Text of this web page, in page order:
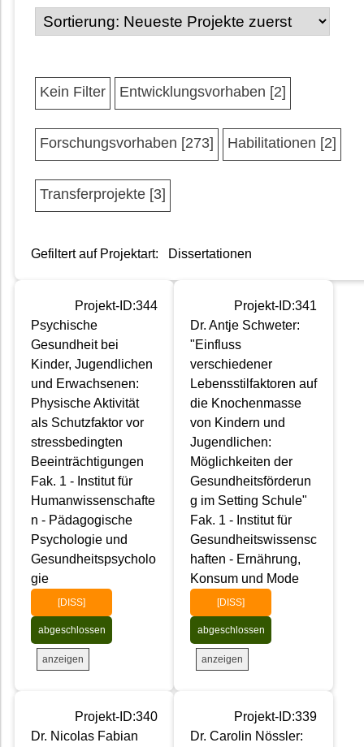
Kein Filter Entwicklungsvorhaben [2]
Forschungsvorhaben [273] Habilitationen [2]
Transferprojekte [3]
Gefiltert auf Projektart: Dissertationen
Projekt-ID:344
Psychische
Gesundheit bei
Kinder, Jugendlichen
und Erwachsenen:
Physische Aktivität
als Schutzfaktor vor
stressbedingten
Beeinträchtigungen
Fak. 1 - Institut für
Humanwissenschafte
n - Pädagogische
Psychologie und
Gesundheitspsycholo
gie
[DISS]
abgeschlossen
anzeigen
Projekt-ID:341
Dr. Antje Schweter:
"Einfluss
verschiedener
Lebensstilfaktoren auf
die Knochenmasse
von Kindern und
Jugendlichen:
Möglichkeiten der
Gesundheitsförderun
g im Setting Schule"
Fak. 1 - Institut für
Gesundheitswissensc
haften - Ernährung,
Konsum und Mode
[DISS]
abgeschlossen
anzeigen
Projekt-ID:340
Dr. Nicolas Fabian
Projekt-ID:339
Dr. Carolin Nössler: